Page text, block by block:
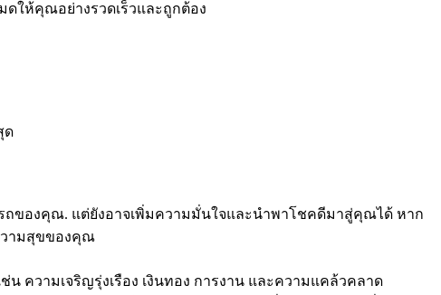
ดให้คุณอย่างรวดเร็วและถูกต้อง
ด
ถของคุณ. แต่ยังอาจเพิ่มความมั่นใจและนำพาโชคดีมาสู่คุณได้ หาก
วามสุขของคุณ
ความเจริญรุ่งเรือง เงินทอง การงาน และความแคล้วคลาด